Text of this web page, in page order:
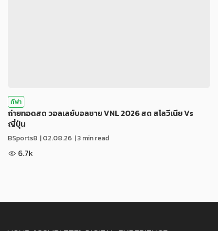
กีฬา
ถ่ายทอดสด วอลเลย์บอลชาย VNL 2026 สด สโลวีเนีย Vs
ญี่ปุ่น
BSports8 |02.08.26 | 3 min read
6.7k